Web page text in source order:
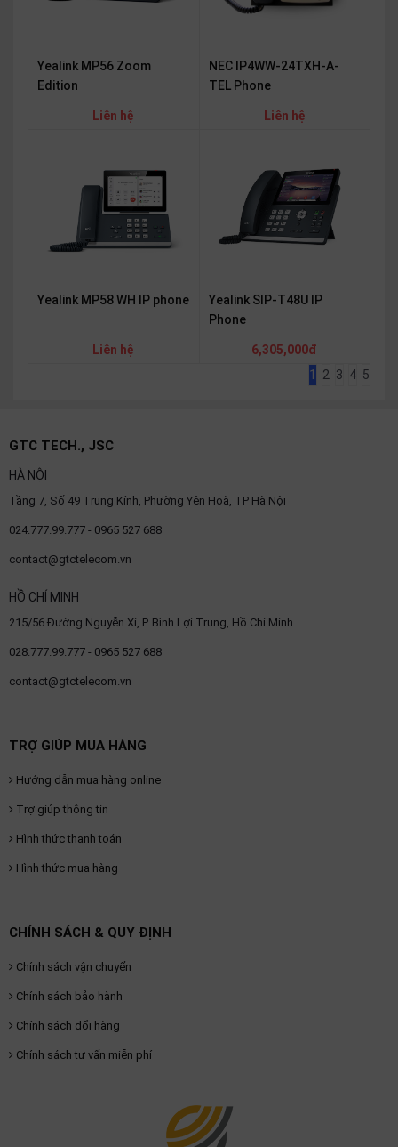
Yealink MP56 Zoom
Edition
Liên hệ
NEC IP4WW-24TXH-A-
TEL Phone
Liên hệ
Yealink MP58 WH IP phone
Liên hệ
Yealink SIP-T48U IP
Phone
6,305,000đ
1
2 3 4 5
GTC TECH., JSC
HÀ NỘI
Tầng 7, Số 49 Trung Kính, Phường Yên Hoà, TP Hà Nội
024.777.99.777 - 0965 527 688
contact@gtctelecom.vn
HỒ CHÍ MINH
215/56 Đường Nguyễn Xí, P. Bình Lợi Trung, Hồ Chí Minh
028.777.99.777 - 0965 527 688
contact@gtctelecom.vn
TRỢ GIÚP MUA HÀNG
Hướng dẫn mua hàng online
Trợ giúp thông tin
Hình thức thanh toán
Hình thức mua hàng
CHÍNH SÁCH & QUY ĐỊNH
Chính sách vận chuyển
Chính sách bảo hành
Chính sách đổi hàng
Chính sách tư vấn miễn phí